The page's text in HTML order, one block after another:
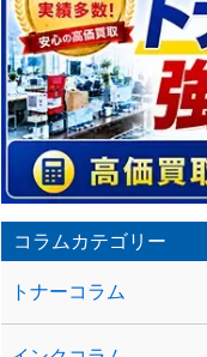
コラムカテゴリー
トナーコラム